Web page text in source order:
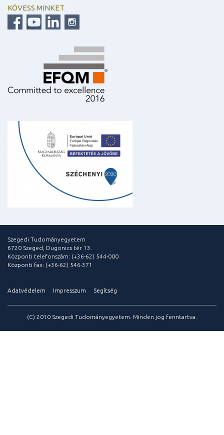
KÖVESS MINKET
Szegedi Tudományegyetem
6720 Szeged, Dugonics tér 13.
Központi telefonszám: (+36-62) 544-000
Központi fax: (+36-62) 546-371
Adatvédelem Impresszum Segítség
(C) 2010 Szegedi Tudományegyetem. Minden jog fenntartva.